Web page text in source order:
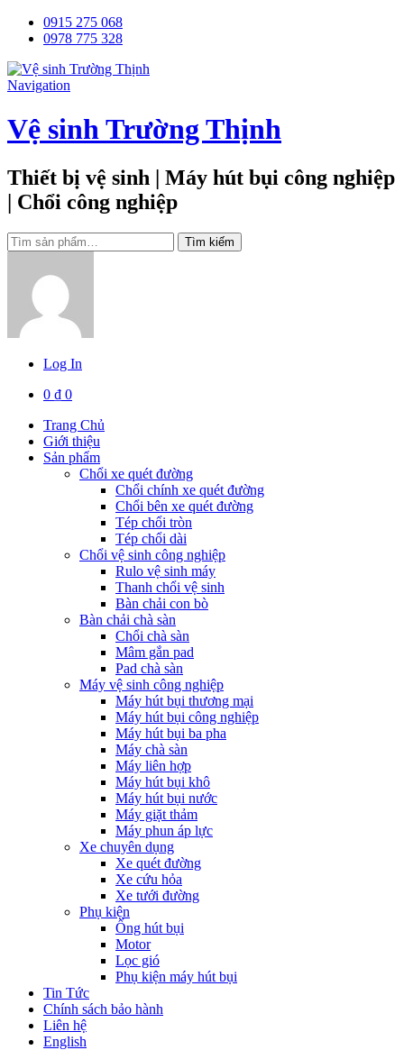
0915 275 068
0978 775 328
Navigation
Vệ sinh Trường Thịnh
Thiết bị vệ sinh | Máy hút bụi công nghiệp
| Chổi công nghiệp
Tìm
kiếm:
Tìm kiếm
Log In
0 ₫ 0
Trang Chủ
Giới thiệu
Sản phẩm
Chổi xe quét đường
Chổi chính xe quét đường
Chổi bên xe quét đường
Tép chổi tròn
Tép chổi dài
Chổi vệ sinh công nghiệp
Rulo vệ sinh máy
Thanh chổi vệ sinh
Bàn chải con bò
Bàn chải chà sàn
Chổi chà sàn
Mâm gắn pad
Pad chà sàn
Máy vệ sinh công nghiệp
Máy hút bụi thương mại
Máy hút bụi công nghiệp
Máy hút bụi ba pha
Máy chà sàn
Máy liên hợp
Máy hút bụi khô
Máy hút bụi nước
Máy giặt thảm
Máy phun áp lực
Xe chuyên dụng
Xe quét đường
Xe cứu hỏa
Xe tưới đường
Phụ kiện
Ống hút bụi
Motor
Lọc gió
Phụ kiện máy hút bụi
Tin Tức
Chính sách bảo hành
Liên hệ
English